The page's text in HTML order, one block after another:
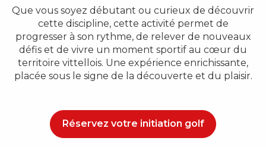
Que vous soyez débutant ou curieux de découvrir
cette discipline, cette activité permet de
progresser à son rythme, de relever de nouveaux
défis et de vivre un moment sportif au cœur du
territoire vittellois. Une expérience enrichissante,
placée sous le signe de la découverte et du plaisir.
Réservez votre initiation golf